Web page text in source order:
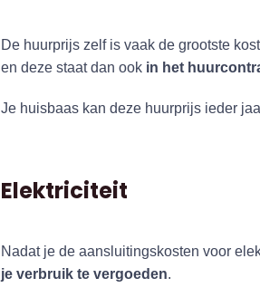
De huurprijs zelf is vaak de grootste
en deze staat dan ook in het
Je huisbaas kan deze huurprijs ieder
Elektriciteit
Nadat je de aansluitingskosten voor
je verbruik te vergoeden.